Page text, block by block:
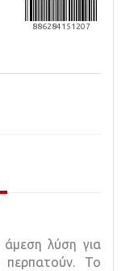
886284151207
άμεση λύση για
Το